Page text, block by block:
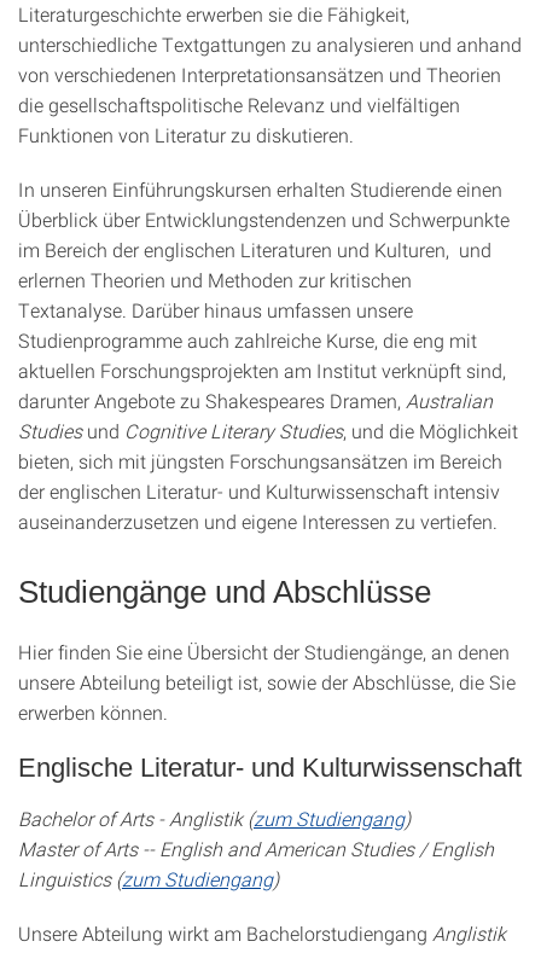
Literaturgeschichte erwerben sie die Fähigkeit,
unterschiedliche Textgattungen zu analysieren und anhand
von verschiedenen Interpretationsansätzen und Theorien
die gesellschaftspolitische Relevanz und vielfältigen
Funktionen von Literatur zu diskutieren.
In unseren Einführungskursen erhalten Studierende einen
Überblick über Entwicklungstendenzen und Schwerpunkte
im Bereich der englischen Literaturen und Kulturen, und
erlernen Theorien und Methoden zur kritischen
Textanalyse. Darüber hinaus umfassen unsere
Studienprogramme auch zahlreiche Kurse, die eng mit
aktuellen Forschungsprojekten am Institut verknüpft sind,
darunter Angebote zu Shakespeares Dramen, Australian
Studiesund Cognitive Literary Studies, und die Möglichkeit
bieten, sich mit jüngsten Forschungsansätzen im Bereich
der englischen Literatur- und Kulturwissenschaft intensiv
auseinanderzusetzen und eigene Interessen zu vertiefen.
Studiengänge und Abschlüsse
Hier finden Sie eine Übersicht der Studiengänge, an denen
unsere Abteilung beteiligt ist, sowie der Abschlüsse, die Sie
erwerben können.
Englische Literatur- und Kulturwissenschaft
Bachelor of Arts - Anglistik (zum Studiengang)
Master of Arts -- English and American Studies / English
Linguistics (zum Studiengang)
Unsere Abteilung wirkt am Bachelorstudiengang Anglistik